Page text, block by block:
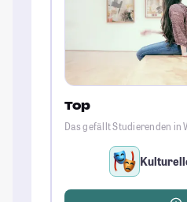
Top
Das gefällt Studierenden in